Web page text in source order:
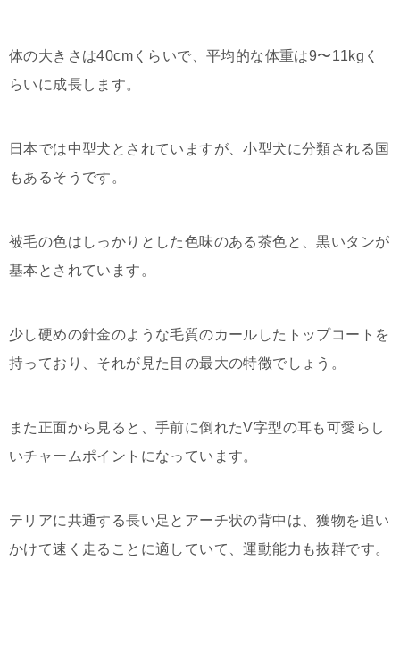
体の大きさは40cmくらいで、平均的な体重は9〜11kgく
らいに成長します。
日本では中型犬とされていますが、小型犬に分類される国
もあるそうです。
被毛の色はしっかりとした色味のある茶色と、黒いタンが
基本とされています。
少し硬めの針金のような毛質のカールしたトップコートを
持っており、それが見た目の最大の特徴でしょう。
また正面から見ると、手前に倒れたV字型の耳も可愛らし
いチャームポイントになっています。
テリアに共通する長い足とアーチ状の背中は、獲物を追い
かけて速く走ることに適していて、運動能力も抜群です。